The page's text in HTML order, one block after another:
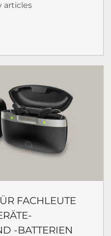
articles
FACHLEUTE
-BATTERIEN